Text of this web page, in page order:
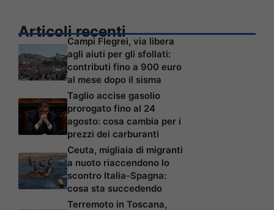
Articoli recenti
Campi Flegrei, via libera
agli aiuti per gli sfollati:
contributi fino a 900 euro
al mese dopo il sisma
Taglio accise gasolio
prorogato fino al 24
agosto: cosa cambia per i
prezzi dei carburanti
Ceuta, migliaia di migranti
a nuoto riaccendono lo
scontro Italia-Spagna:
cosa sta succedendo
Terremoto in Toscana,